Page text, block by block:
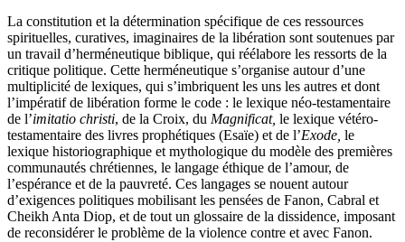
La constitution et la détermination spécifique de ces ressources
spirituelles, curatives, imaginaires de la libération sont soutenues par
un travail d’herméneutique biblique, qui réélabore les ressorts de la
critique politique. Cette herméneutique s’organise autour d’une
multiplicité de lexiques, qui s’imbriquent les uns les autres et dont
l’impératif de libération forme le code : le lexique néo-testamentaire
de l’imitatio christi, de la Croix, du Magnificat, le lexique vétéro-
testamentaire des livres prophétiques (Esaïe) et de l’Exode, le
lexique historiographique et mythologique du modèle des premières
communautés chrétiennes, le langage éthique de l’amour, de
l’espérance et de la pauvreté. Ces langages se nouent autour
d’exigences politiques mobilisant les pensées de Fanon, Cabral et
Cheikh Anta Diop, et de tout un glossaire de la dissidence, imposant
de reconsidérer le problème de la violence contre et avec Fanon.